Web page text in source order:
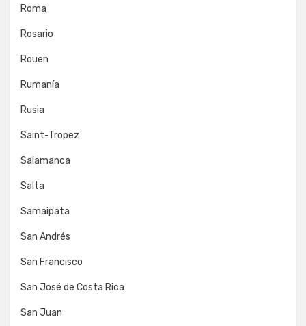
Roma
Rosario
Rouen
Rumanía
Rusia
Saint-Tropez
Salamanca
Salta
Samaipata
San Andrés
San Francisco
San José de Costa Rica
San Juan